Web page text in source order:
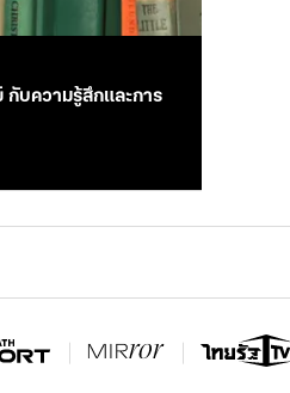
กับความรู้สึกและการ